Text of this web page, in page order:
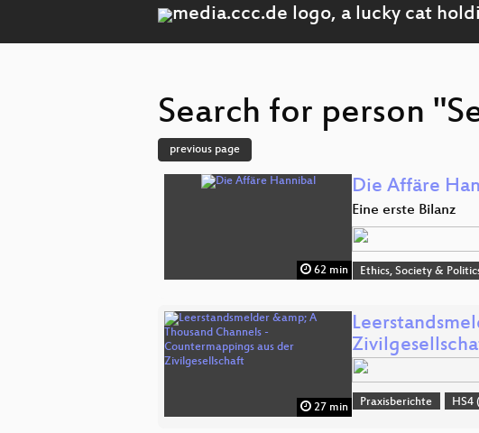
Search for person
previous page
62 min
Die Affäre
Eine erste Bilanz
Ethics, Society &
27 min Praxisberichte HS4